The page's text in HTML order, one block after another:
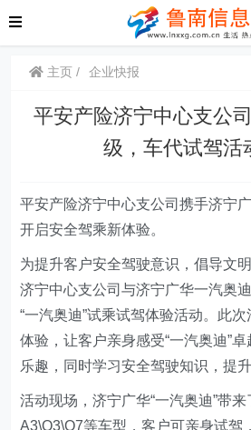
主页 企业快报
平安产险济宁中心支公
级，车代试驾活
平安产险济宁中心支公司携手济宁
开启安全驾乘新体验。
为提升客户安全驾驶意识，倡导文
济宁中心支公司与济宁广华一汽奥
“一汽奥迪”试乘试驾体验活动。此
体验，让客户亲身感受“一汽奥迪”
乐趣，同时学习安全驾驶知识，提
活动现场，济宁广华“一汽奥迪”带
A3\Q3\Q7等车型，客户可亲身试驾